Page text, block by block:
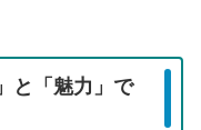
と「魅力」で